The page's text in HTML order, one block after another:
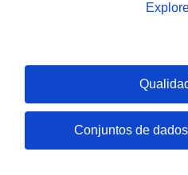
Conjuntos de